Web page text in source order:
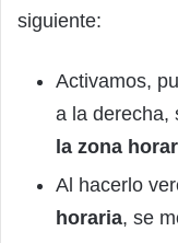
siguiente:
Activamos,
a la derecha,
la zona
Al hacerlo
horaria, se